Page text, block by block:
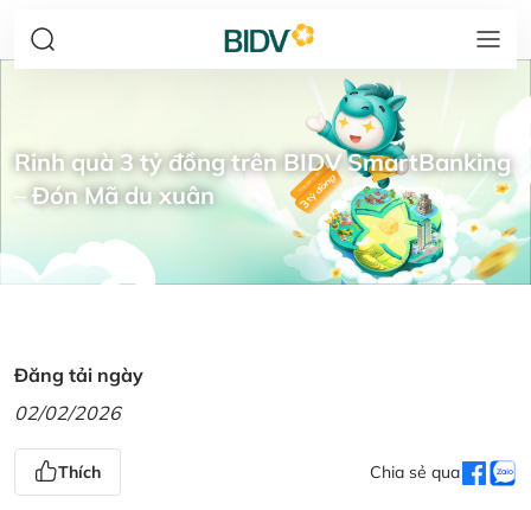
Rinh quà 3 tỷ đồng trên BIDV SmartBanking
– Đón Mã du xuân
Đăng tải ngày
02/02/2026
Thích Chia sẻ qua